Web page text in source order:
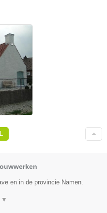
en in de provincie Namen.
▼